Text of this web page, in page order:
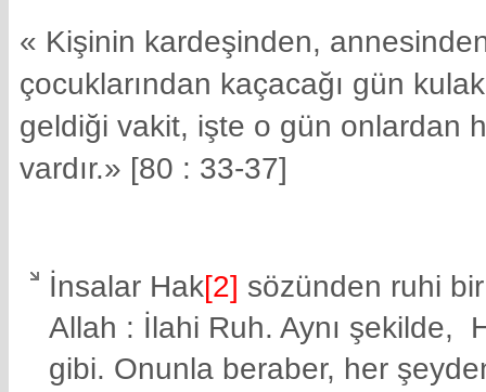
« Kişinin kardeşinden,
çocuklarından kaçacağı gün
geldiği vakit, işte o gün onlardan
vardır.» [80 : 33-37]
İnsalar Hak[2] sözünden ruhi
Allah : İlahi Ruh. Aynı şekilde,
gibi. Onunla beraber, her